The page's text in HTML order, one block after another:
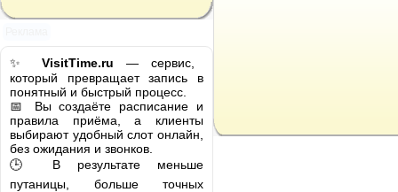
✨ VisitTime.ru — сервис,
который превращает запись в
понятный и быстрый процесс.
📅 Вы создаёте расписание и
правила приёма, а клиенты
выбирают удобный слот онлайн,
без ожидания и звонков.
🕒 В результате меньше
путаницы, больше точных